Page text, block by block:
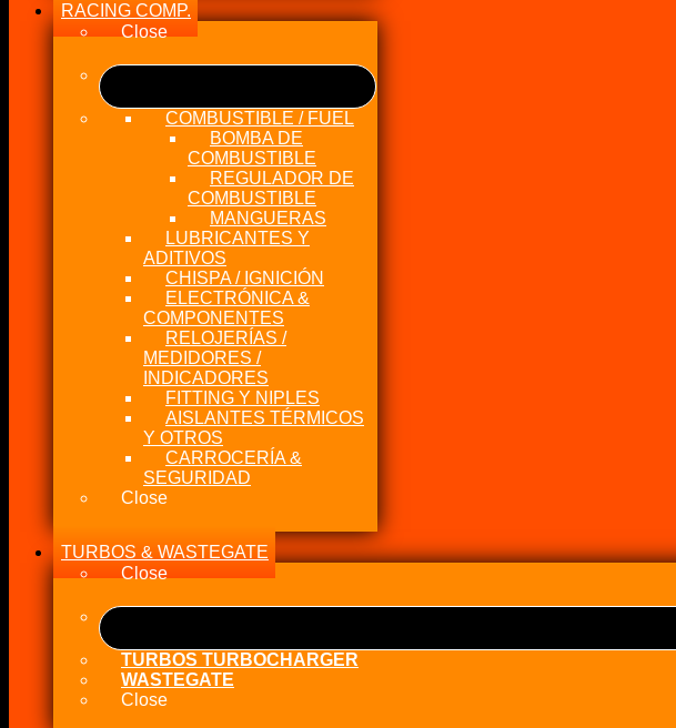
RACING COMP.
Close
COMBUSTIBLE / FUEL
BOMBA DE
COMBUSTIBLE
REGULADOR DE
COMBUSTIBLE
MANGUERAS
LUBRICANTES Y
ADITIVOS
CHISPA / IGNICIÓN
ELECTRÓNICA &
COMPONENTES
RELOJERÍAS /
MEDIDORES /
INDICADORES
FITTING Y NIPLES
AISLANTES TÉRMICOS
Y OTROS
CARROCERÍA &
SEGURIDAD
Close
TURBOS & WASTEGATE
Close
TURBOS TURBOCHARGER
WASTEGATE
Close